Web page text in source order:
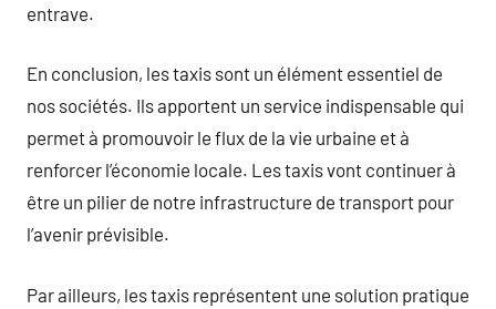
entrave.
En conclusion, les taxis sont un élément essentiel de
nos sociétés. Ils apportent un service indispensable qui
permet à promouvoir le flux de la vie urbaine et à
renforcer l’économie locale. Les taxis vont continuer à
être un pilier de notre infrastructure de transport pour
l’avenir prévisible.
Par ailleurs, les taxis représentent une solution pratique